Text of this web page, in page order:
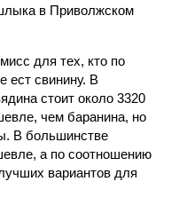
в Приволжском
для тех, кто по
ест свинину. В
стоит около 3320
чем баранина, но
В большинстве
а по соотношению
вариантов для